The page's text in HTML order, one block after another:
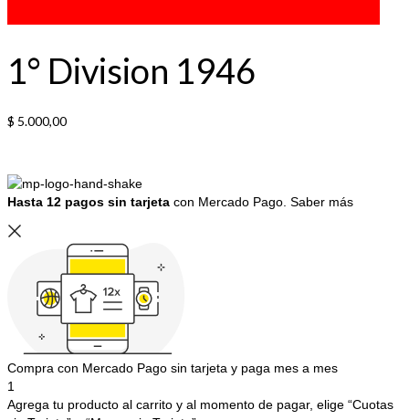
1° Division 1946
$ 5.000,00
Hasta 12 pagos sin tarjeta con Mercado Pago. Saber más
Compra con Mercado Pago sin tarjeta y paga mes a mes
1
Agrega tu producto al carrito y al momento de pagar, elige “Cuotas